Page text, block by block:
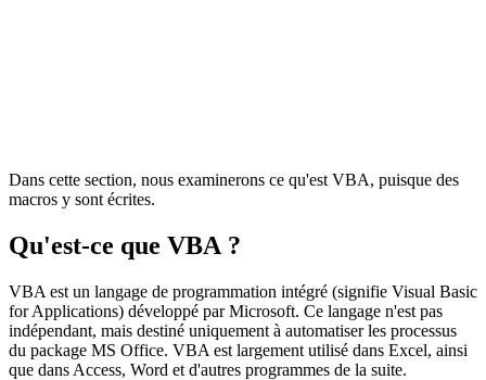
Dans cette section, nous examinerons ce qu'est VBA, puisque des
macros y sont écrites.
Qu'est-ce que VBA ?
VBA est un langage de programmation intégré (signifie Visual Basic
for Applications) développé par Microsoft. Ce langage n'est pas
indépendant, mais destiné uniquement à automatiser les processus
du package MS Office. VBA est largement utilisé dans Excel, ainsi
que dans Access, Word et d'autres programmes de la suite.